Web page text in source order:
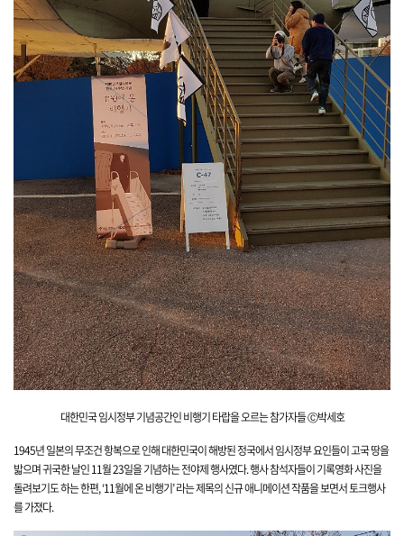
대한민국 임시정부 기념공간인 비행기 타랍을오르는 참가자들 Ⓒ박세호
1945년 일본의 무조건 항복으로 인해대한민국이 해방된 정국에서 임시정부 요인들이 고국 땅을
밟으며 귀국한 날인11월 23일을 기념하는 전야제 행사였다.행사 참석자들이 기록영화 사진을
돌려보기도 하는 한편, ‘11월에 온 비행기’ 라는 제목의 신규 애니메이션 작품을 보면서 토크행사
를 가졌다.